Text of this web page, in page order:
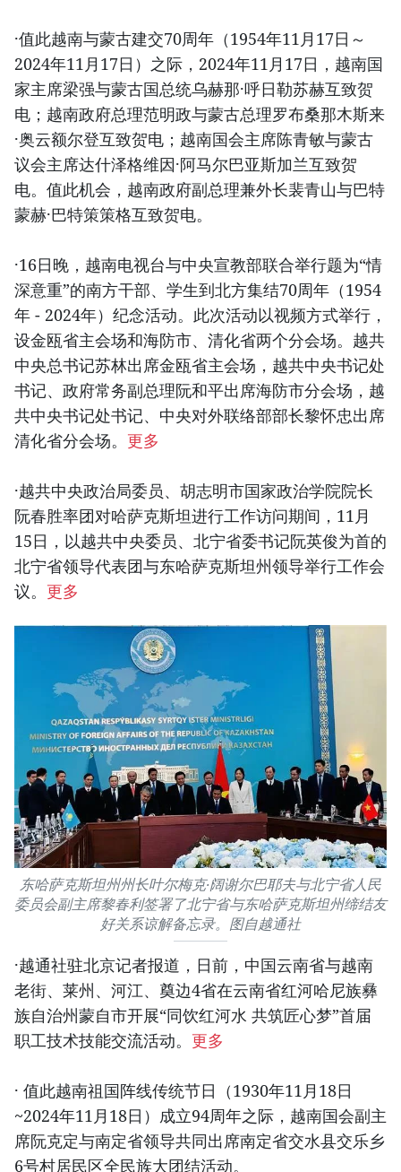
·值此越南与蒙古建交70周年（1954年11月17日～
2024年11月17日）之际，2024年11月17日，越南国
家主席梁强与蒙古国总统乌赫那·呼日勒苏赫互致贺
电；越南政府总理范明政与蒙古总理罗布桑那木斯来
·奥云额尔登互致贺电；越南国会主席陈青敏与蒙古
议会主席达什泽格维因·阿马尔巴亚斯加兰互致贺
电。值此机会，越南政府副总理兼外长裴青山与巴特
蒙赫·巴特策策格互致贺电。
·16日晚，越南电视台与中央宣教部联合举行题为“情
深意重”的南方干部、学生到北方集结70周年（1954
年 - 2024年）纪念活动。此次活动以视频方式举行，
设金瓯省主会场和海防市、清化省两个分会场。越共
中央总书记苏林出席金瓯省主会场，越共中央书记处
书记、政府常务副总理阮和平出席海防市分会场，越
共中央书记处书记、中央对外联络部部长黎怀忠出席
清化省分会场。 更多
·越共中央政治局委员、胡志明市国家政治学院院长
阮春胜率团对哈萨克斯坦进行工作访问期间，11月
15日，以越共中央委员、北宁省委书记阮英俊为首的
北宁省领导代表团与东哈萨克斯坦州领导举行工作会
议。 更多
东哈萨克斯坦州州长叶尔梅克∙阔谢尔巴耶夫与北宁省人民
委员会副主席黎春利签署了北宁省与东哈萨克斯坦州缔结友
好关系谅解备忘录。图自越通社
·越通社驻北京记者报道，日前，中国云南省与越南
老街、莱州、河江、奠边4省在云南省红河哈尼族彝
族自治州蒙自市开展“同饮红河水 共筑匠心梦”首届
职工技术技能交流活动。 更多
· 值此越南祖国阵线传统节日（1930年11月18日
~2024年11月18日）成立94周年之际，越南国会副主
席阮克定与南定省领导共同出席南定省交水县交乐乡
6号村居民区全民族大团结活动。